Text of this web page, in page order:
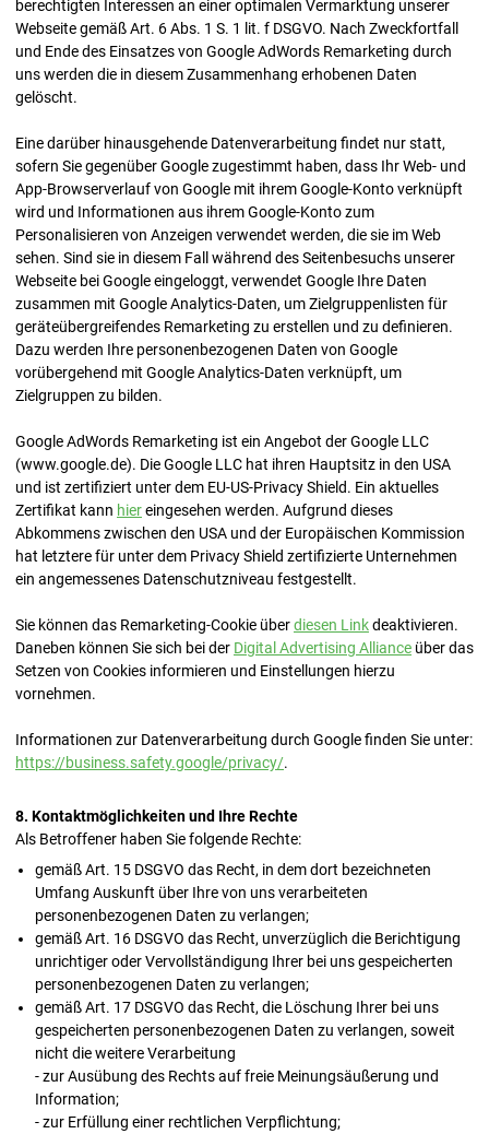
berechtigten Interessen an einer optimalen Vermarktung unserer
Webseite gemäß Art. 6 Abs. 1 S. 1 lit. f DSGVO. Nach Zweckfortfall
und Ende des Einsatzes von Google AdWords Remarketing durch
uns werden die in diesem Zusammenhang erhobenen Daten
gelöscht.
Eine darüber hinausgehende Datenverarbeitung findet nur statt,
sofern Sie gegenüber Google zugestimmt haben, dass Ihr Web- und
App-Browserverlauf von Google mit ihrem Google-Konto verknüpft
wird und Informationen aus ihrem Google-Konto zum
Personalisieren von Anzeigen verwendet werden, die sie im Web
sehen. Sind sie in diesem Fall während des Seitenbesuchs unserer
Webseite bei Google eingeloggt, verwendet Google Ihre Daten
zusammen mit Google Analytics-Daten, um Zielgruppenlisten für
geräteübergreifendes Remarketing zu erstellen und zu definieren.
Dazu werden Ihre personenbezogenen Daten von Google
vorübergehend mit Google Analytics-Daten verknüpft, um
Zielgruppen zu bilden.
Google AdWords Remarketing ist ein Angebot der Google LLC
(www.google.de). Die Google LLC hat ihren Hauptsitz in den USA
und ist zertifiziert unter dem EU-US-Privacy Shield. Ein aktuelles
Zertifikat kann hiereingesehen werden. Aufgrund dieses
Abkommens zwischen den USA und der Europäischen Kommission
hat letztere für unter dem Privacy Shield zertifizierte Unternehmen
ein angemessenes Datenschutzniveau festgestellt.
Sie können das Remarketing-Cookie überdiesen Linkdeaktivieren.
Daneben können Sie sich bei der Digital Advertising Alliance über das
Setzen von Cookies informieren und Einstellungen hierzu
vornehmen.
Informationen zur Datenverarbeitung durch Google finden Sie unter:
https://business.safety.google/privacy/.
8. Kontaktmöglichkeiten und Ihre Rechte
Als Betroffener haben Sie folgende Rechte:
gemäß Art. 15 DSGVO das Recht, in dem dort bezeichneten
Umfang Auskunft über Ihre von uns verarbeiteten
personenbezogenen Daten zu verlangen;
gemäß Art. 16 DSGVO das Recht, unverzüglich die Berichtigung
unrichtiger oder Vervollständigung Ihrer bei uns gespeicherten
personenbezogenen Daten zu verlangen;
gemäß Art. 17 DSGVO das Recht, die Löschung Ihrer bei uns
gespeicherten personenbezogenen Daten zu verlangen, soweit
nicht die weitere Verarbeitung
- zur Ausübung des Rechts auf freie Meinungsäußerung und
Information;
- zur Erfüllung einer rechtlichen Verpflichtung;